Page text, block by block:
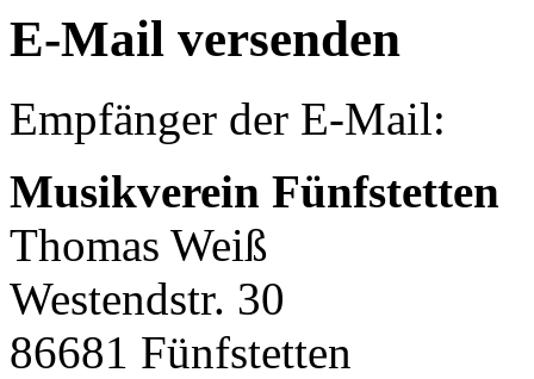
E-Mail versenden
Empfänger der E-Mail:
Musikverein Fünfstetten
Thomas Weiß
Westendstr. 30
86681 Fünfstetten